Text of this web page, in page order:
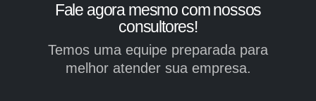
Fale agora mesmo com nossos
consultores!
Temos uma equipe preparada para
melhor atender sua empresa.